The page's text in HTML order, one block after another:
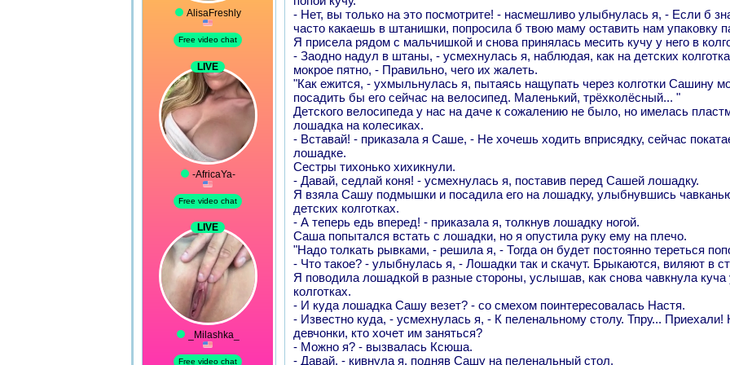
- Нет, вы только на это посмотрите! - насмешливо улыбнулась я, - Если б
часто какаешь в штанишки, попросила б твою маму оставить нам упаковку
Я присела рядом с мальчишкой и снова принялась месить кучу у него в
- Заодно надул в штаны, - усмехнулась я, наблюдая, как на детских
мокрое пятно, - Правильно, чего их жалеть.
"Как ежится, - ухмыльнулась я, пытаясь нащупать через колготки Сашину
посадить бы его сейчас на велосипед. Маленький, трёхколёсный... "
Детского велосипеда у нас на даче к сожалению не было, но имелась
лошадка на колесиках.
- Вставай! - приказала я Саше, - Не хочешь ходить вприсядку, сейчас
лошадке.
Сестры тихонько хихикнули.
- Давай, седлай коня! - усмехнулась я, поставив перед Сашей лошадку.
Я взяла Сашу подмышки и посадила его на лошадку, улыбнувшись
детских колготках.
- А теперь едь вперед! - приказала я, толкнув лошадку ногой.
Саша попытался встать с лошадки, но я опустила руку ему на плечо.
"Надо толкать рывками, - решила я, - Тогда он будет постоянно тереться
- Что такое? - улыбнулась я, - Лошадки так и скачут. Брыкаются, виляют в
Я поводила лошадкой в разные стороны, услышав, как снова чавкнула
колготках.
- И куда лошадка Сашу везет? - со смехом поинтересовалась Настя.
- Известно куда, - усмехнулась я, - К пеленальному столу. Тпру... Приехали!
девчонки, кто хочет им заняться?
- Можно я? - вызвалась Ксюша.
- Давай, - кивнула я, подняв Сашу на пеленальный стол.